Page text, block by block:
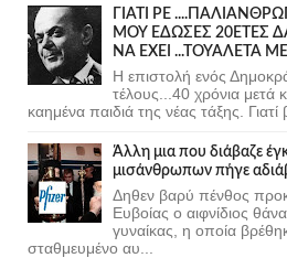
ΓΙΑΤΙ ΡΕ
ΜΟΥ ΕΔΩΣΕΣ 20ΕΤΕΣ
ΝΑ ΕΧΕΙ ...ΤΟΥΑΛΕΤΑ
Η επιστολή ενός
τέλους...40 χρόνια μετά
καημένα παιδιά της νέας τάξης. Γιατί
Άλλη μια που διάβαζε
μισάνθρωπων πήγε
Δηθεν βαρύ πένθος
Ευβοίας ο αιφνίδιος
γυναίκας, η οποία
σταθμευμένο αυ...